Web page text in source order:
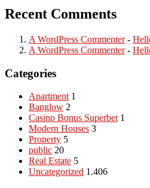
Recent Comments
A WordPress Commenter-
A WordPress Commenter-
Categories
Apartment 1
Banglow 2
Casino Bonus Superbet 1
Modern Houses 3
Property 5
public 20
Real Estate 5
Uncategorized 1.406